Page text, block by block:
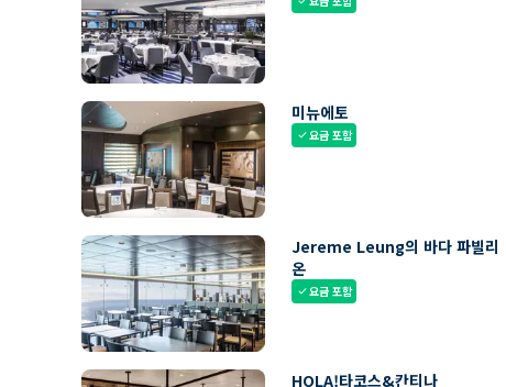
미뉴에토
check요금 포함
Jereme Leung의 바다 파빌리
온
check요금 포함
HOLA!타코스&칸티나